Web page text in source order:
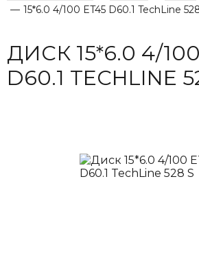
— 15*6.0 4/100 ET45 D60.1 TechLine
ДИСК 15*6.0 4/
D60.1 TECHLINE